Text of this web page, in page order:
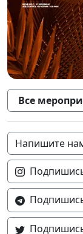
Все
Напишите